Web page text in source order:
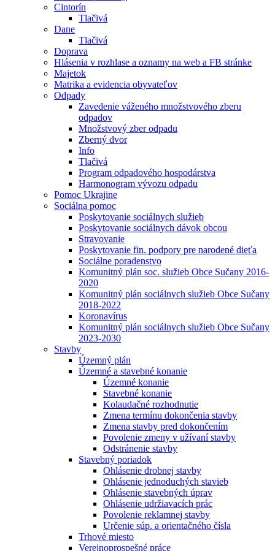
Cintorín
Tlačivá
Dane
Tlačivá
Doprava
Hlásenia v rozhlase a oznamy na web a FB stránke
Majetok
Matrika a evidencia obyvateľov
Odpady
Zavedenie váženého množstvového zberu
odpadov
Množstvový zber odpadu
Zberný dvor
Info
Tlačivá
Program odpadového hospodárstva
Harmonogram vývozu odpadu
Pomoc Ukrajine
Sociálna pomoc
Poskytovanie sociálnych služieb
Poskytovanie sociálnych dávok obcou
Stravovanie
Poskytovanie fin. podpory pre narodené dieťa
Sociálne poradenstvo
Komunitný plán soc. služieb Obce Sučany 2016-
2020
Komunitný plán sociálnych služieb Obce Sučany
2018-2022
Koronavírus
Komunitný plán sociálnych služieb Obce Sučany
2023-2030
Stavby
Územný plán
Územné a stavebné konanie
Územné konanie
Stavebné konanie
Kolaudačné rozhodnutie
Zmena termínu dokončenia stavby
Zmena stavby pred dokončením
Povolenie zmeny v užívaní stavby
Odstránenie stavby
Stavebný poriadok
Ohlásenie drobnej stavby
Ohlásenie jednoduchých stavieb
Ohlásenie stavebných úprav
Ohlásenie udržiavacích prác
Povolenie reklamnej stavby
Určenie súp. a orientačného čísla
Trhové miesto
Verejnoprospešné práce